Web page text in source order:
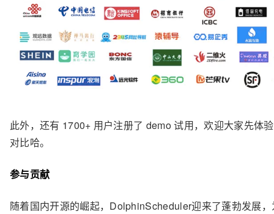
此外，还有 1700+ 用户注册了 demo试用，欢迎大家先体
对比哈。
参与贡献
随着国内开源的崛起， DolphinScheduler迎来了蓬勃发展